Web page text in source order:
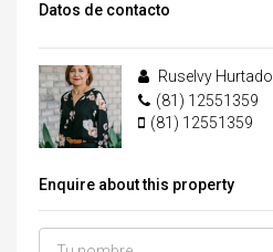
Datos de contacto
Ruselvy Hurtado
(81) 12551359
(81) 12551359
Enquire about this property